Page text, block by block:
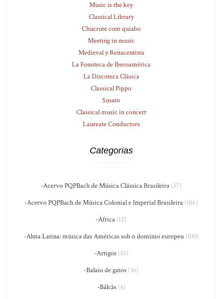
Music is the key
Classical Library
Chucrute com quiabo
Meeting in music
Medieval y Renacentista
La Fonoteca de Iberoamérica
La Discoteca Clásica
Classical Pippo
Susato
Classical music in concert
Laureate Conductors
Categorias
-Acervo PQPBach de Música Clássica Brasileira (37)
-Acervo PQPBach de Música Colonial e Imperial Brasileira (186)
-África (12)
-Alma Latina: música das Américas sob o domínio europeu(100)
-Artigos(35)
-Balaio de gatos (36)
-Bálcãs(4)